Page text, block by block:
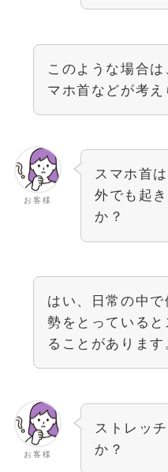
このような場合は
マホ首などが考え
お客様
スマホ首
外でも起
か？
はい、日常の中
勢をとっていると
ることがあります
お客様
ストレッ
か？